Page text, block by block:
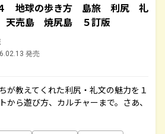
地球の歩き方 島旅 利尻 礼
売島 焼尻島 ５訂版
発売
教えてくれた利尻・礼文の魅力を１
から遊び方、カルチャーまで。さあ、